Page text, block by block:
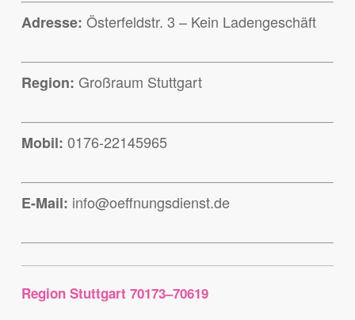
Adresse: Österfeldstr. 3 – Kein Ladengeschäft
Region: Großraum Stuttgart
Mobil: 0176-22145965
E-Mail: info@oeffnungsdienst.de
Region Stuttgart 70173–70619